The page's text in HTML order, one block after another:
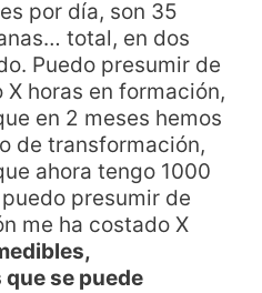
por día, son 35
total, en dos
Puedo presumir de
horas en formación,
en 2 meses hemos
de transformación,
ahora tengo 1000
presumir de
me ha costado X
se puede